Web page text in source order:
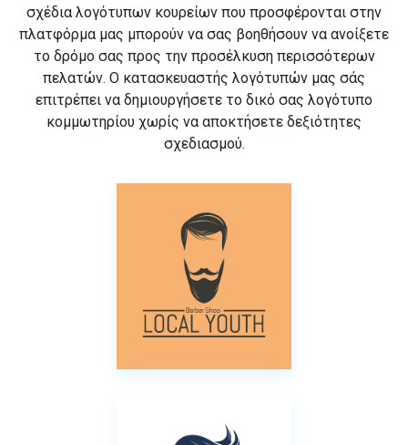
σχέδια λογότυπων κουρείων που προσφέρονται στην
πλατφόρμα μας μπορούν να σας βοηθήσουν να ανοίξετε
το δρόμο σας προς την προσέλκυση περισσότερων
πελατών. Ο κατασκευαστής λογότυπών μας σάς
επιτρέπει να δημιουργήσετε το δικό σας λογότυπο
κομμωτηρίου χωρίς να αποκτήσετε δεξιότητες
σχεδιασμού.